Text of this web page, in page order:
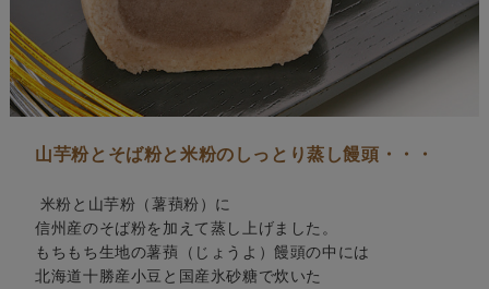
山芋粉とそば粉と米粉のしっとり蒸し饅頭・・・
米粉と山芋粉（薯蕷粉）に
信州産のそば粉を加えて蒸し上げました。
もちもち生地の薯蕷（じょうよ）饅頭の中には
北海道十勝産小豆と国産氷砂糖で炊いた